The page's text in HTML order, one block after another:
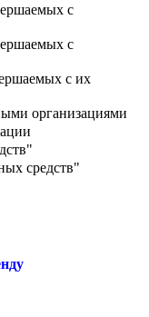
с
с
с их
организациями
средств"